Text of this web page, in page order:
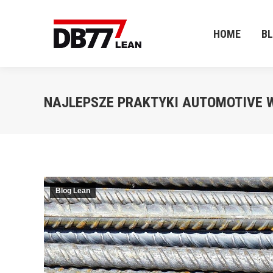
HOME
NAJLEPSZE PRAKTYKI AUTOMOTIVE
Blog Lean